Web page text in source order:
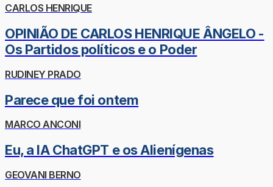
CARLOS HENRIQUE
OPINIÃO DE CARLOS HENRIQUE ÂNGELO -
Os Partidos políticos e o Poder
RUDINEY PRADO
Parece que foi ontem
MARCO ANCONI
Eu, a IA ChatGPT e os Alienígenas
GEOVANI BERNO